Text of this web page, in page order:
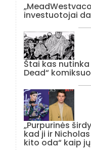
investuotojai
Štai kas nutinka
Dead“
„Purpurinės
kad ji ir
kito oda“ kaip